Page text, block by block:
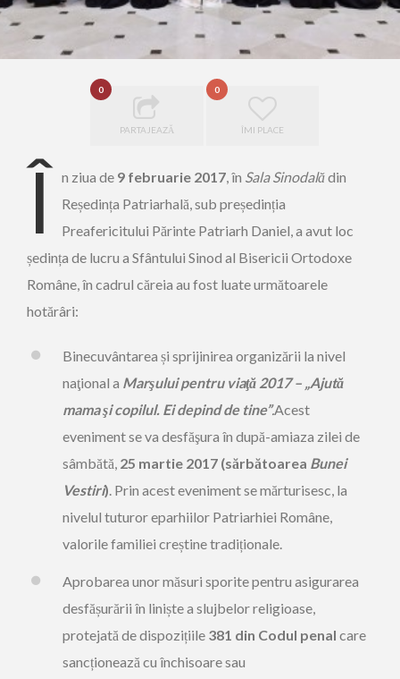
0
PARTAJEAZĂ
0
ÎMI PLACE
Î n ziua de 9 februarie 2017, în Sala Sinodalădin
Reședința Patriarhală, sub președinția
Preafericitului Părinte Patriarh Daniel, a avut loc
ședința de lucru a Sfântului Sinod al Bisericii Ortodoxe
Române, în cadrul căreia au fost luate următoarele
hotărâri:
Binecuvântarea și sprijinirea organizării la nivel
naţional a Marşului pentru viaţă 2017 – „Ajută
mama şi copilul. Ei depind de tine”.Acest
eveniment se va desfăşura în după-amiaza zilei de
sâmbătă, 25 martie 2017 (sărbătoarea Bunei
Vestiri). Prin acest eveniment se mărturisesc, la
nivelul tuturor eparhiilor Patriarhiei Române,
valorile familiei creștine tradiționale.
Aprobarea unor măsuri sporite pentru asigurarea
desfășurării în liniște a slujbelor religioase,
protejată de dispozițiile 381 din Codul penal care
sancționează cu închisoare sau